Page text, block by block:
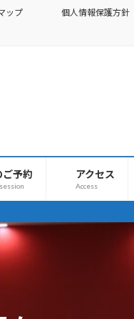
ップ 個人情報保護方針
予約 アクセス
Access